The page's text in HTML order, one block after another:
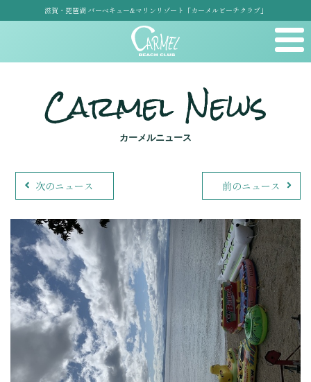
滋賀・琵琶湖 バーベキュー&マリンリゾート「カーメルビーチクラブ」
Carmel News
カーメルニュース
次のニュース 前のニュース